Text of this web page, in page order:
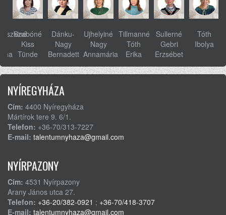
Szabóné
Kiss
Tünde
Dánku-
Nagy
Bernadett
Ujhelyiné
Nagy
Annamária
Tillmanné
Tóth
Erika
Sullerné
Gebri
Erzsébet
Tóth
Ibolya
NYÍREGYHÁZA
Cím: 4400 Nyíregyháza
Mártírok tere 9. 6/1.
Telefon: +36-70/313-7227
E-mail: talentumnyhaza@gmail.com
NYÍRPAZONY
Cím: 4531 Nyírpazony
Arany János utca 27.
Telefon: +36-20/382-0921 ; +36-70/418-3707
E-mail: talentumnyhaza@gmail.com